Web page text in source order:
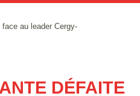
au leader Cergy-
DÉFAITE